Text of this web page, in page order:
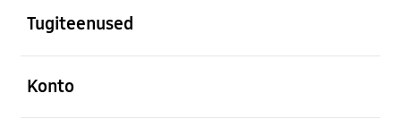
Tugiteenused
Konto